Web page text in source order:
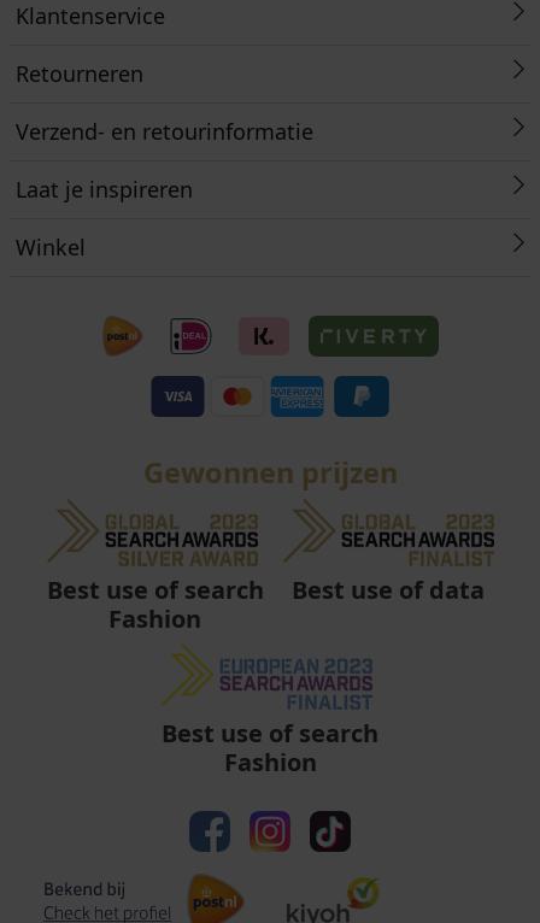
Klantenservice
Retourneren
Verzend- en retourinformatie
Laat je inspireren
Winkel
Gewonnen prijzen
Best use of search
Fashion
Best use of data
Best use of search
Fashion